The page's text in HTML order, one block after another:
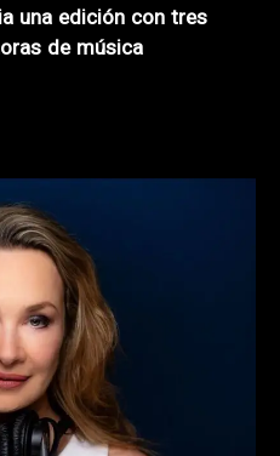
una edición con tres
de música